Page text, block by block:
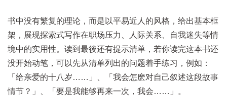
书中没有繁复的理论，而是以平易近人的风格，给出基本框
架，展现探索式写作在职场压力、人际关系、自我迷失等情
境中的实用性。读到最後还有提示清单，若你读完这本书还
没开始动笔，可以先从清单列出的问题着手练习，例如：
「给亲爱的十八岁……」、「我会怎麽对自己叙述这段故事
情节？」、「要是我能够再来一次，我会……」。